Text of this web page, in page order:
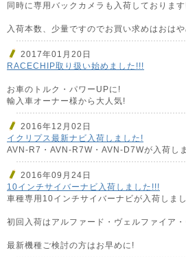
同時に専用バックカメラも入荷しておりま
入荷本数、少量ですのでお買い求めはおは
2017年01月20日
RACECHIP取り扱い始めました!!!
お車のトルク・パワーUPに!
輸入車オーナー様から大人気!
2016年12月02日
イクリプス最新ナビ入荷しました!
AVN-R7・AVN-R7W・AVN-D7Wが入荷し
2016年09月24日
10インチサイバーナビ入荷しました!!!
車種専用10インチサイバーナビが入荷しま
初回入荷はアルファード・ヴェルファイア
最新機種ご検討の方はお早めに!